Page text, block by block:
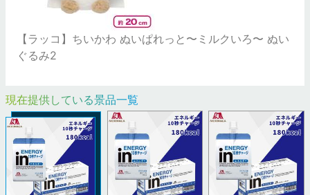
【ラッコ】ちいかわ ぬいぱれっと〜ミルクいろ〜 ぬい
ぐるみ2
現在提供している景品一覧